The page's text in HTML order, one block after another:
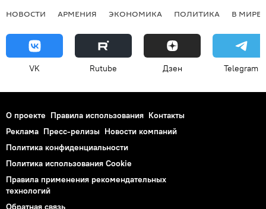
НОВОСТИ АРМЕНИЯ ЭКОНОМИКА ПОЛИТИКА В МИРЕ
VK Rutube Дзен Telegram
О проекте Правила использования Контакты
Реклама Пресс-релизы Новости компаний
Политика конфиденциальности
Политика использования Cookie
Правила применения рекомендательных
технологий
Обратная связь